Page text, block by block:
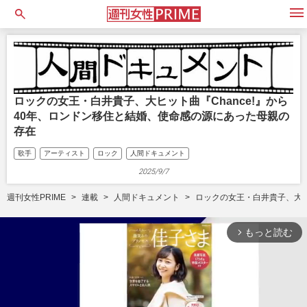
open
ロックの女王・白井貴子、大ヒット曲『Chance!』から
40年、ロンドン移住と結婚、使命感の源にあった母親の
存在
歌手 アーティスト ロック 人間ドキュメント
2025/9/7
週刊女性PRIME 連載 人間ドキュメント ロックの女王・白井貴子、
arrow_forward_ios もっと読む